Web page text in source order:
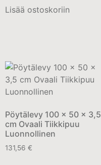
Lisää ostoskoriin
Pöytälevy 100 x 50 x 3,5
cm Ovaali Tiikkipuu
Luonnollinen
131,56 €